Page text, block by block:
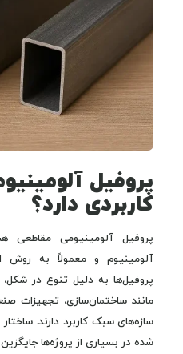
پروفیل
کاربردی دارد؟
پروفیل آلومینیومی مقاطعی
آلومینیوم و معمولاً به روش
پروفیل‌ها به دلیل تنوع در شکل،
مانند ساختمان‌سازی، تجهیزات
سازه‌های سبک کاربرد دارند.
شده در بسیاری از پروژه‌ها